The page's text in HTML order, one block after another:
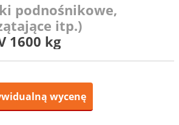
podnośnikowe,
itp.)
1600 kg
wycenę